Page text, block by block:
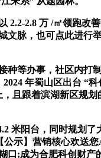
2.8 万 /㎡领跑改
脉，也可点此进
等办事，社区内打
年蜀山区出台 “
且跟着滨湖新区规
阳台，同时规划了
示】营销核心欢送
;成为合肥科创财